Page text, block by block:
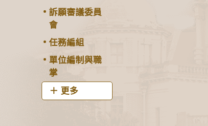
訴願審議委員
會
任務編組
單位編制與職
掌
更多